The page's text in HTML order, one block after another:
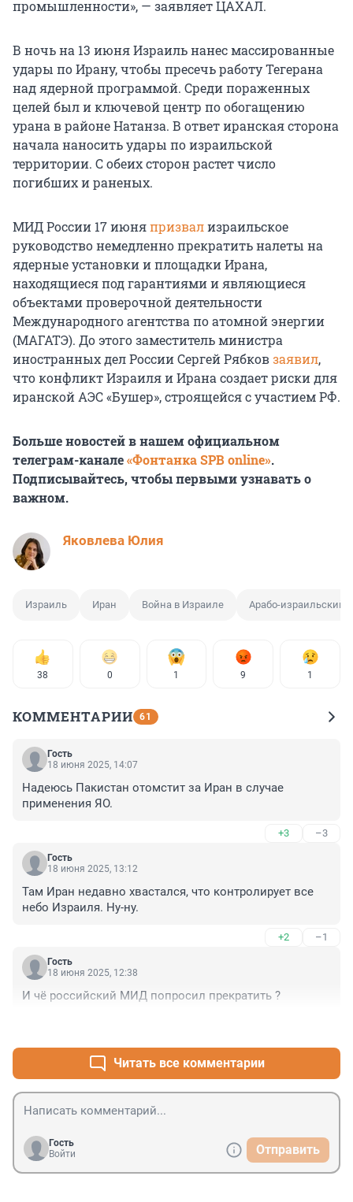
промышленности», — заявляет ЦАХАЛ.
В ночь на 13 июня Израиль нанес массированные
удары по Ирану, чтобы пресечь работу Тегерана
над ядерной программой. Среди пораженных
целей был и ключевой центр по обогащению
урана в районе Натанза. В ответ иранская сторона
начала наносить удары по израильской
территории. С обеих сторон растет число
погибших и раненых.
МИД России 17 июняпризвализраильское
руководство немедленно прекратить налеты на
ядерные установки и площадки Ирана,
находящиеся под гарантиями и являющиеся
объектами проверочной деятельности
Международного агентства по атомной энергии
(МАГАТЭ). До этого заместитель министра
иностранных дел России Сергей Рябковзаявил,
что конфликт Израиля и Ирана создает риски для
иранской АЭС «Бушер», строящейся с участием РФ.
Больше новостей в нашем официальном
телеграм-канале«Фонтанка SPB online».
Подписывайтесь, чтобы первыми узнавать о
важном.
Яковлева Юлия
Израиль Иран Война в Израиле Арабо-израильский
38 0 1 9 1
КОММЕНТАРИИ 61
Гость
18 июня 2025, 14:07
Надеюсь Пакистан отомстит за Иран в случае
применения ЯО.
+3 –3
Гость
18 июня 2025, 13:12
Там Иран недавно хвастался, что контролирует все
небо Израиля. Ну-ну.
+2 –1
Гость
18 июня 2025, 12:38
И чё российский МИД попросил прекратить ?
Читать все комментарии
Гость
Войти
Отправить